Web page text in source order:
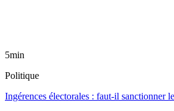
5min
Politique
Ingérences électorales : faut-il sanctionner